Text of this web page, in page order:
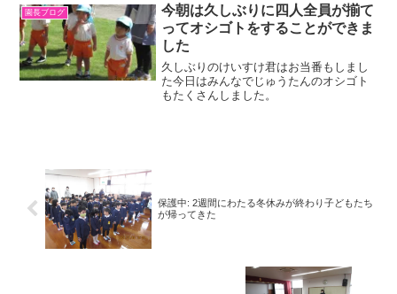
介したのですが、Kちゃんのオシゴトで先
生の提示を見てこれまで...
園長ブログ
今朝は久しぶりに四人全員が揃て
ってオシゴトをすることができま
した
久しぶりのけいすけ君はお当番もしまし
た今日はみんなでじゅうたんのオシゴト
もたくさんしました。
保護中: 2週間にわたる冬休みが終わり子どもたち
が帰ってきた